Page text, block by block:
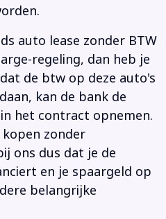
auto lease zonder BTW
regeling, dan heb je
de btw op deze auto's
kan de bank de
het contract opnemen.
zonder
ons dus dat je de
en je spaargeld op
belangrijke